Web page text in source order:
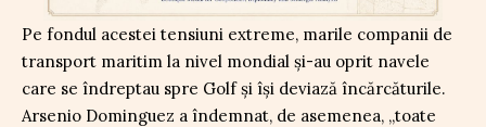
Pe fondul acestei tensiuni extreme, marile companii de
transport maritim la nivel mondial și-au oprit navele
care se îndreptau spre Golf și își deviază încărcăturile.
Arsenio Dominguez a îndemnat, de asemenea, „toate